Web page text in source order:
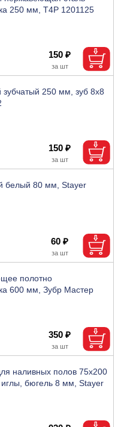
250 мм, T4P 1201125
150 ₽
250 мм, зуб 8х8
150 ₽
белый 80 мм, Stayer
60 ₽
полотно
600 мм, Зубр Мастер
350 ₽
наливных полов 75х200
бюгель 8 мм, Stayer